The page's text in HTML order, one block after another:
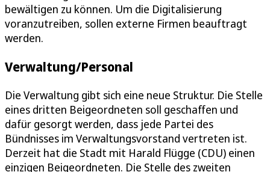
bewältigen zu können. Um die Digitalisierung
voranzutreiben, sollen externe Firmen beauftragt
werden.
Verwaltung/Personal
Die Verwaltung gibt sich eine neue Struktur. Die Stelle
eines dritten Beigeordneten soll geschaffen und
dafür gesorgt werden, dass jede Partei des
Bündnisses im Verwaltungsvorstand vertreten ist.
Derzeit hat die Stadt mit Harald Flügge (CDU) einen
einzigen Beigeordneten. Die Stelle des zweiten